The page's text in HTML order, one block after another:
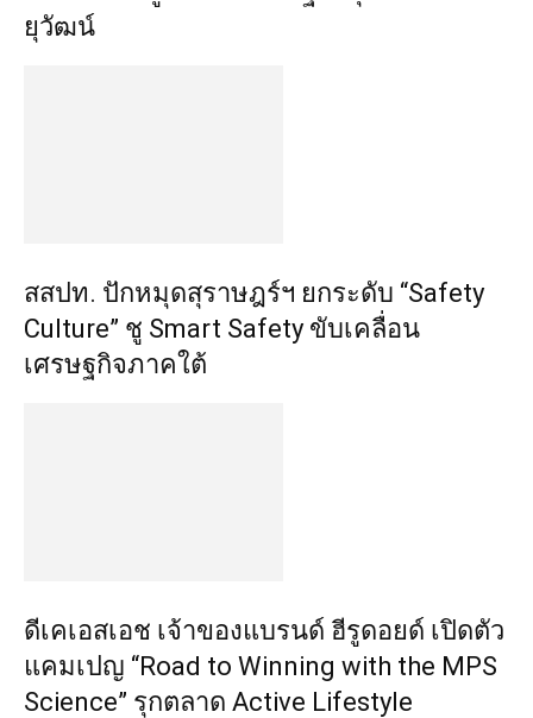
ยุวัฒน์
สสปท. ปักหมุดสุราษฎร์ฯ ยกระดับ “Safety
Culture” ชู Smart Safety ขับเคลื่อน
เศรษฐกิจภาคใต้
ดีเคเอสเอช เจ้าของแบรนด์ ฮีรูดอยด์ เปิดตัว
แคมเปญ “Road to Winning with the MPS
Science” รุกตลาด Active Lifestyle